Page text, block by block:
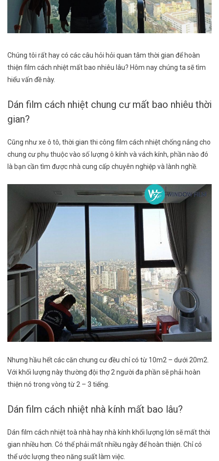
Chúng tôi rất hay có các câu hỏi hỏi quan tâm thời gian để hoàn
thiện film cách nhiệt mất bao nhiêu lâu? Hôm nay chúng ta sẽ tìm
hiểu vấn đề này.
Dán film cách nhiệt chung cư mất bao nhiêu thời
gian?
Cũng như xe ô tô, thời gian thi công film cách nhiệt chống nắng cho
chung cư phụ thuộc vào số lượng ô kính và vách kính, phần nào đó
là bạn cần tìm được nhà cung cấp chuyên nghiệp và lành nghề.
Nhưng hầu hết các căn chung cư đều chỉ có từ 10m2 – dưới 20m2.
Với khối lượng này thường đội thợ 2 người đa phần sẽ phải hoàn
thiện nó trong vòng từ 2 – 3 tiếng.
Dán film cách nhiệt nhà kính mất bao lâu?
Dán film cách nhiệt toà nhà hay nhà kính khối lượng lớn sẽ mất thời
gian nhiều hơn. Có thể phải mất nhiều ngày để hoàn thiện. Chỉ có
thể ước lượng theo năng suất làm việc.